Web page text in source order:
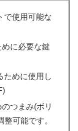
で使用可能な
に必要な鍵
ために使用し
つまみ(ボリ
可能です。